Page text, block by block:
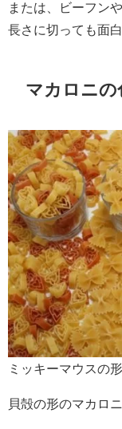
または、ビーフン
長さに切っても面
マカロニの
ミッキーマウスの
貝殻の形のマカロ